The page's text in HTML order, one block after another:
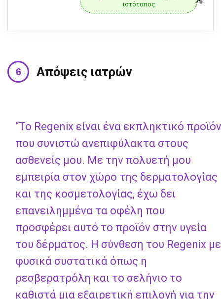
ιστότοπος
Απόψεις ιατρών
“Το Regenix είναι ένα εκπληκτικό προϊόν
που συνιστώ ανεπιφύλακτα στους
ασθενείς μου. Με την πολυετή μου
εμπειρία στον χώρο της δερματολογίας
και της κοσμετολογίας, έχω δει
επανειλημμένα τα οφέλη που
προσφέρει αυτό το προϊόν στην υγεία
του δέρματος. Η σύνθεση του Regenix με
φυσικά συστατικά όπως η
ρεσβερατρόλη και το σελήνιο το
καθιστά μια εξαιρετική επιλογή για την